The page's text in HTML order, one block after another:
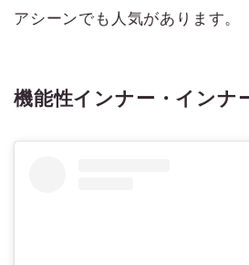
アシーンでも人気があります。
機能性インナー・インナ